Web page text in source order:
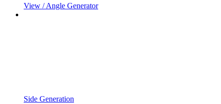
View / Angle Generator
Side Generation